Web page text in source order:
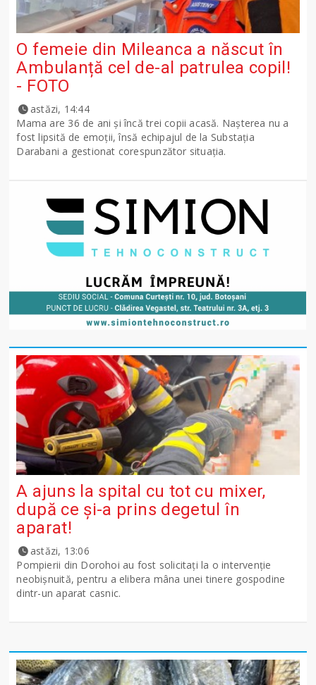
O femeie din Mileanca a născut în
Ambulanță cel de-al patrulea copil!
- FOTO
astăzi, 14:44
Mama are 36 de ani și încă trei copii acasă. Nașterea nu a
fost lipsită de emoții, însă echipajul de la Substația
Darabani a gestionat corespunzător situația.
A ajuns la spital cu tot cu mixer,
după ce și-a prins degetul în
aparat!
astăzi, 13:06
Pompierii din Dorohoi au fost solicitați la o intervenție
neobișnuită, pentru a elibera mâna unei tinere gospodine
dintr-un aparat casnic.